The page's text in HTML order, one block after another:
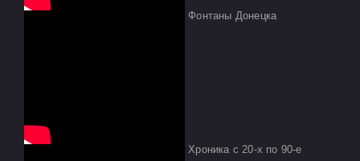
Фонтаны Донецка
Хроника с 20-х по 90-е